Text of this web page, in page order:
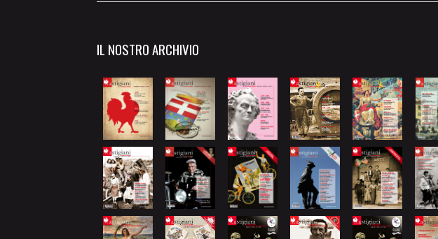
IL NOSTRO ARCHIVIO